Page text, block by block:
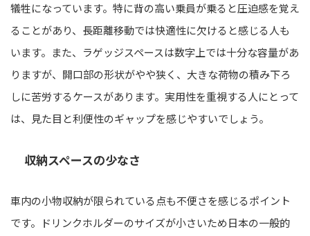
犠牲になっています。特に背の高い乗員が乗ると圧迫感を覚え
ることがあり、長距離移動では快適性に欠けると感じる人も
います。また、ラゲッジスペースは数字上では十分な容量があ
りますが、開口部の形状がやや狭く、大きな荷物の積み下ろ
しに苦労するケースがあります。実用性を重視する人にとって
は、見た目と利便性のギャップを感じやすいでしょう。
収納スペースの少なさ
車内の小物収納が限られている点も不便さを感じるポイント
です。ドリンクホルダーのサイズが小さいため日本の一般的